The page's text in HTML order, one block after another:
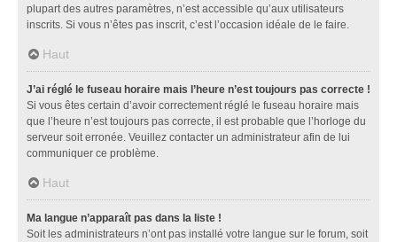
plupart des autres paramètres, n’est accessible qu’aux utilisateurs
inscrits. Si vous n’êtes pas inscrit, c’est l’occasion idéale de le faire.
Haut
J’ai réglé le fuseau horaire mais l’heure n’est toujours pas correcte !
Si vous êtes certain d’avoir correctement réglé le fuseau horaire mais
que l’heure n’est toujours pas correcte, il est probable que l’horloge du
serveur soit erronée. Veuillez contacter un administrateur afin de lui
communiquer ce problème.
Haut
Ma langue n’apparaît pas dans la liste !
Soit les administrateurs n’ont pas installé votre langue sur le forum, soit